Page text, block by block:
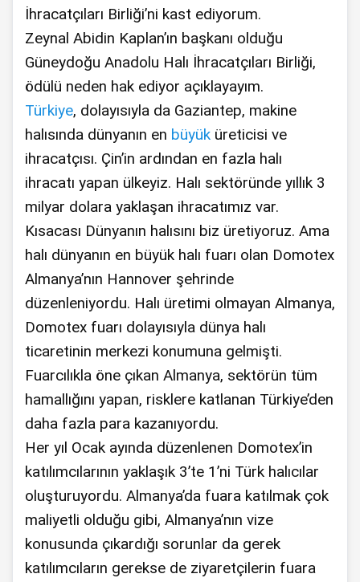
İhracatçıları Birliği’ni kast ediyorum.
Zeynal Abidin Kaplan’ın başkanı olduğu
Güneydoğu Anadolu Halı İhracatçıları Birliği,
ödülü neden hak ediyor açıklayayım.
Türkiye, dolayısıyla da Gaziantep, makine
halısında dünyanın en büyük üreticisi ve
ihracatçısı. Çin’in ardından en fazla halı
ihracatı yapan ülkeyiz. Halı sektöründe yıllık 3
milyar dolara yaklaşan ihracatımız var.
Kısacası Dünyanın halısını biz üretiyoruz. Ama
halı dünyanın en büyük halı fuarı olan Domotex
Almanya’nın Hannover şehrinde
düzenleniyordu. Halı üretimi olmayan Almanya,
Domotex fuarı dolayısıyla dünya halı
ticaretinin merkezi konumuna gelmişti.
Fuarcılıkla öne çıkan Almanya, sektörün tüm
hamallığını yapan, risklere katlanan Türkiye’den
daha fazla para kazanıyordu.
Her yıl Ocak ayında düzenlenen Domotex’in
katılımcılarının yaklaşık 3’te 1’ni Türk halıcılar
oluşturuyordu. Almanya’da fuara katılmak çok
maliyetli olduğu gibi, Almanya’nın vize
konusunda çıkardığı sorunlar da gerek
katılımcıların gerekse de ziyaretçilerin fuara